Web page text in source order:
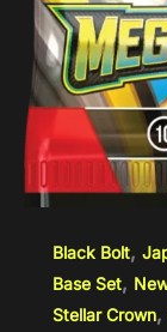
Black Bolt,
Base Set,
Stellar Crown,